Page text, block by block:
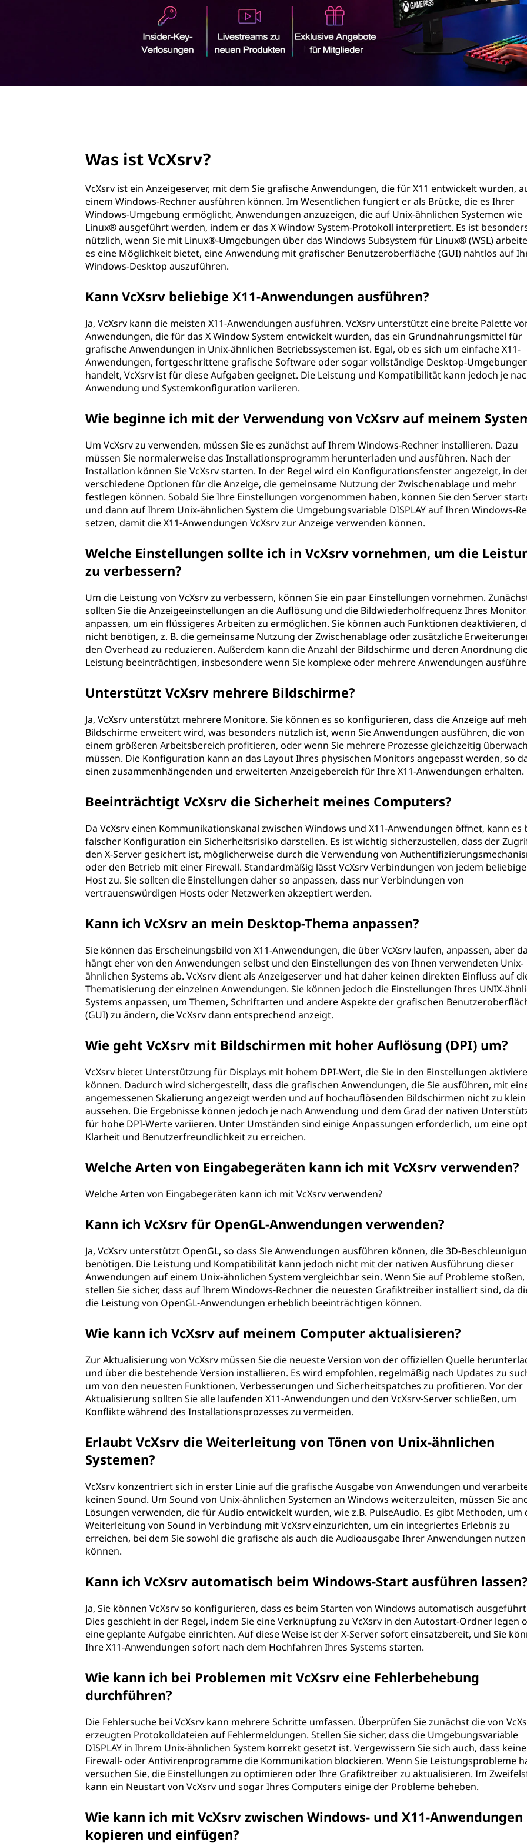
Was ist VcXsrv?
VcXsrv ist ein Anzeigeserver, mit dem Sie grafische Anwendungen, die für X11 entwickelt wurden,
einem Windows-Rechner ausführen können. Im Wesentlichen fungiert er als Brücke, die es Ihrer
Windows-Umgebung ermöglicht, Anwendungen anzuzeigen, die auf Unix-ähnlichen Systemen wie
Linux® ausgeführt werden, indem er das X Window System-Protokoll interpretiert. Es ist
nützlich, wenn Sie mit Linux®-Umgebungen über das Windows Subsystem für Linux® (WSL)
es eine Möglichkeit bietet, eine Anwendung mit grafischer Benutzeroberfläche (GUI) nahtlos auf
Windows-Desktop auszuführen.
Kann VcXsrv beliebige X11-Anwendungen ausführen?
Ja, VcXsrv kann die meisten X11-Anwendungen ausführen. VcXsrv unterstützt eine breite Palette
Anwendungen, die für das X Window System entwickelt wurden, das ein Grundnahrungsmittel für
grafische Anwendungen in Unix-ähnlichen Betriebssystemen ist. Egal, ob es sich um einfache X11-
Anwendungen, fortgeschrittene grafische Software oder sogar vollständige Desktop-
handelt, VcXsrv ist für diese Aufgaben geeignet. Die Leistung und Kompatibilität kann jedoch je
Anwendung und Systemkonfiguration variieren.
Wie beginne ich mit der Verwendung von VcXsrv auf meinem
Um VcXsrv zu verwenden, müssen Sie es zunächst auf Ihrem Windows-Rechner installieren. Dazu
müssen Sie normalerweise das Installationsprogramm herunterladen und ausführen. Nach der
Installation können Sie VcXsrv starten. In der Regel wird ein Konfigurationsfenster angezeigt, in
verschiedene Optionen für die Anzeige, die gemeinsame Nutzung der Zwischenablage und mehr
festlegen können. Sobald Sie Ihre Einstellungen vorgenommen haben, können Sie den Server
und dann auf Ihrem Unix-ähnlichen System die Umgebungsvariable DISPLAY auf Ihren Windows-
setzen, damit die X11-Anwendungen VcXsrv zur Anzeige verwenden können.
Welche Einstellungen sollte ich in VcXsrv vornehmen, um die
zu verbessern?
Um die Leistung von VcXsrv zu verbessern, können Sie ein paar Einstellungen vornehmen.
sollten Sie die Anzeigeeinstellungen an die Auflösung und die Bildwiederholfrequenz Ihres
anpassen, um ein flüssigeres Arbeiten zu ermöglichen. Sie können auch Funktionen deaktivieren,
nicht benötigen, z. B. die gemeinsame Nutzung der Zwischenablage oder zusätzliche
den Overhead zu reduzieren. Außerdem kann die Anzahl der Bildschirme und deren Anordnung
Leistung beeinträchtigen, insbesondere wenn Sie komplexe oder mehrere Anwendungen
Unterstützt VcXsrv mehrere Bildschirme?
Ja, VcXsrv unterstützt mehrere Monitore. Sie können es so konfigurieren, dass die Anzeige auf
Bildschirme erweitert wird, was besonders nützlich ist, wenn Sie Anwendungen ausführen, die von
einem größeren Arbeitsbereich profitieren, oder wenn Sie mehrere Prozesse gleichzeitig
müssen. Die Konfiguration kann an das Layout Ihres physischen Monitors angepasst werden, so
einen zusammenhängenden und erweiterten Anzeigebereich für Ihre X11-Anwendungen erhalten.
Beeinträchtigt VcXsrv die Sicherheit meines Computers?
Da VcXsrv einen Kommunikationskanal zwischen Windows und X11-Anwendungen öffnet, kann es
falscher Konfiguration ein Sicherheitsrisiko darstellen. Es ist wichtig sicherzustellen, dass der
den X-Server gesichert ist, möglicherweise durch die Verwendung von
oder den Betrieb mit einer Firewall. Standardmäßig lässt VcXsrv Verbindungen von jedem
Host zu. Sie sollten die Einstellungen daher so anpassen, dass nur Verbindungen von
vertrauenswürdigen Hosts oder Netzwerken akzeptiert werden.
Kann ich VcXsrv an mein Desktop-Thema anpassen?
Sie können das Erscheinungsbild von X11-Anwendungen, die über VcXsrv laufen, anpassen, aber
hängt eher von den Anwendungen selbst und den Einstellungen des von Ihnen verwendeten Unix-
ähnlichen Systems ab. VcXsrv dient als Anzeigeserver und hat daher keinen direkten Einfluss auf
Thematisierung der einzelnen Anwendungen. Sie können jedoch die Einstellungen Ihres UNIX-
Systems anpassen, um Themen, Schriftarten und andere Aspekte der grafischen
(GUI) zu ändern, die VcXsrv dann entsprechend anzeigt.
Wie geht VcXsrv mit Bildschirmen mit hoher Auflösung (DPI) um?
VcXsrv bietet Unterstützung für Displays mit hohem DPI-Wert, die Sie in den Einstellungen
können. Dadurch wird sichergestellt, dass die grafischen Anwendungen, die Sie ausführen, mit
angemessenen Skalierung angezeigt werden und auf hochauflösenden Bildschirmen nicht zu klein
aussehen. Die Ergebnisse können jedoch je nach Anwendung und dem Grad der nativen
für hohe DPI-Werte variieren. Unter Umständen sind einige Anpassungen erforderlich, um eine
Klarheit und Benutzerfreundlichkeit zu erreichen.
Welche Arten von Eingabegeräten kann ich mit VcXsrv verwenden?
Welche Arten von Eingabegeräten kann ich mit VcXsrv verwenden?
Kann ich VcXsrv für OpenGL-Anwendungen verwenden?
Ja, VcXsrv unterstützt OpenGL, so dass Sie Anwendungen ausführen können, die 3D-
benötigen. Die Leistung und Kompatibilität kann jedoch nicht mit der nativen Ausführung dieser
Anwendungen auf einem Unix-ähnlichen System vergleichbar sein. Wenn Sie auf Probleme stoßen,
stellen Sie sicher, dass auf Ihrem Windows-Rechner die neuesten Grafiktreiber installiert sind, da
die Leistung von OpenGL-Anwendungen erheblich beeinträchtigen können.
Wie kann ich VcXsrv auf meinem Computer aktualisieren?
Zur Aktualisierung von VcXsrv müssen Sie die neueste Version von der offiziellen Quelle
und über die bestehende Version installieren. Es wird empfohlen, regelmäßig nach Updates zu
um von den neuesten Funktionen, Verbesserungen und Sicherheitspatches zu profitieren. Vor der
Aktualisierung sollten Sie alle laufenden X11-Anwendungen und den VcXsrv-Server schließen, um
Konflikte während des Installationsprozesses zu vermeiden.
Erlaubt VcXsrv die Weiterleitung von Tönen von Unix-ähnlichen
Systemen?
VcXsrv konzentriert sich in erster Linie auf die grafische Ausgabe von Anwendungen und
keinen Sound. Um Sound von Unix-ähnlichen Systemen an Windows weiterzuleiten, müssen Sie
Lösungen verwenden, die für Audio entwickelt wurden, wie z.B. PulseAudio. Es gibt Methoden, um
Weiterleitung von Sound in Verbindung mit VcXsrv einzurichten, um ein integriertes Erlebnis zu
erreichen, bei dem Sie sowohl die grafische als auch die Audioausgabe Ihrer Anwendungen nutzen
können.
Kann ich VcXsrv automatisch beim Windows-Start ausführen lassen?
Ja, Sie können VcXsrv so konfigurieren, dass es beim Starten von Windows automatisch
Dies geschieht in der Regel, indem Sie eine Verknüpfung zu VcXsrv in den Autostart-Ordner legen
eine geplante Aufgabe einrichten. Auf diese Weise ist der X-Server sofort einsatzbereit, und Sie
Ihre X11-Anwendungen sofort nach dem Hochfahren Ihres Systems starten.
Wie kann ich bei Problemen mit VcXsrv eine Fehlerbehebung
durchführen?
Die Fehlersuche bei VcXsrv kann mehrere Schritte umfassen. Überprüfen Sie zunächst die von
erzeugten Protokolldateien auf Fehlermeldungen. Stellen Sie sicher, dass die Umgebungsvariable
DISPLAY in Ihrem Unix-ähnlichen System korrekt gesetzt ist. Vergewissern Sie sich auch, dass keine
Firewall- oder Antivirenprogramme die Kommunikation blockieren. Wenn Sie Leistungsprobleme
versuchen Sie, die Einstellungen zu optimieren oder Ihre Grafiktreiber zu aktualisieren. Im
kann ein Neustart von VcXsrv und sogar Ihres Computers einige der Probleme beheben.
Wie kann ich mit VcXsrv zwischen Windows- und X11-Anwendungen
kopieren und einfügen?